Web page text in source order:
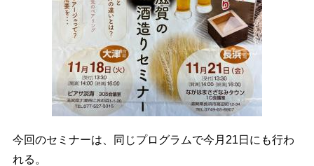
今回のセミナーは、同じプログラムで今月21日にも行わ
れる。